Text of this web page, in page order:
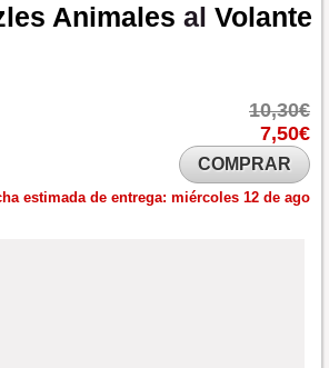
Animales al Volante
10,30€
7,50€
COMPRAR
estimada de entrega: miércoles 12 de ago